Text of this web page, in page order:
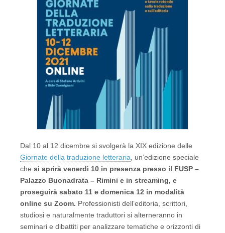
Dal 10 al 12 dicembre si svolgerà la XIX edizione delle
Giornate della traduzione letteraria , un’edizione speciale
che si aprirà venerdì 10 in presenza presso il FUSP –
Palazzo Buonadrata – Rimini e in streaming, e
proseguirà sabato 11 e domenica 12 in modalità
online su Zoom. Professionisti dell’editoria, scrittori,
studiosi e naturalmente traduttori si alterneranno in
seminari e dibattiti per analizzare tematiche e orizzonti di